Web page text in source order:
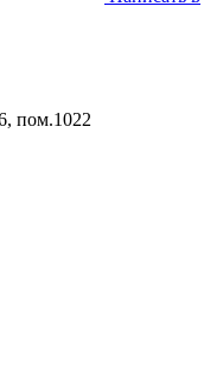
пом.1022